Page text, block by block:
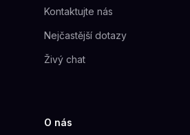
Kontaktujte nás
Nejčastější dotazy
Živý chat
O nás